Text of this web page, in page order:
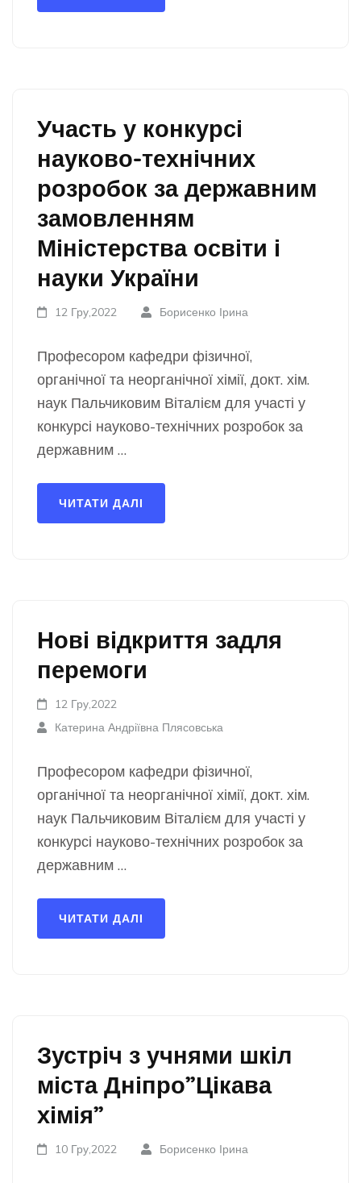
Участь у конкурсі
науково-технічних
розробок за державним
замовленням
Міністерства освіти і
науки України
12 Гру,2022 Борисенко Ірина
Професором кафедри фізичної,
органічної та неорганічної хімії, докт. хім.
наук Пальчиковим Віталієм для участі у
конкурсі науково-технічних розробок за
державним …
ЧИТАТИ ДАЛІ
Нові відкриття задля
перемоги
12 Гру,2022
Катерина Андріївна Плясовська
Професором кафедри фізичної,
органічної та неорганічної хімії, докт. хім.
наук Пальчиковим Віталієм для участі у
конкурсі науково-технічних розробок за
державним …
ЧИТАТИ ДАЛІ
Зустріч з учнями шкіл
міста Дніпро”Цікава
хімія”
10 Гру,2022 Борисенко Ірина